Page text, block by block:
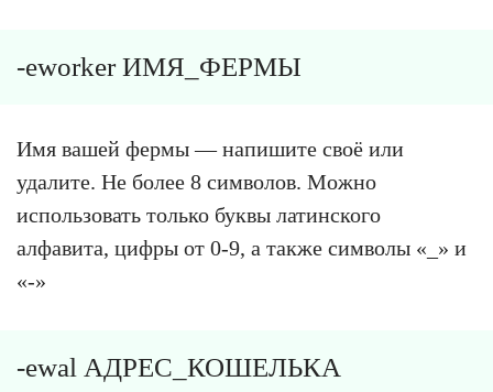
-eworker ИМЯ_ФЕРМЫ
Имя вашей фермы — напишите своё или
удалите. Не более 8 символов. Можно
использовать только буквы латинского
алфавита, цифры от 0-9, а также символы «_» и
«-»
-ewal АДРЕС_КОШЕЛЬКА